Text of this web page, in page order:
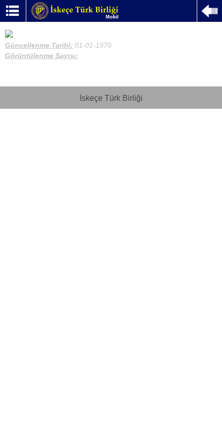
Güncellenme Tarihi: 01-01-1970
Görüntülenme Sayısı:
İskeçe Türk Birliği